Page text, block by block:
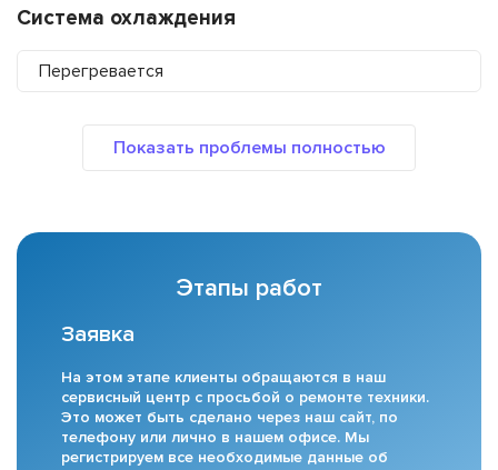
Система охлаждения
Перегревается
Этапы работ
Заявка
На этом этапе клиенты обращаются в наш
сервисный центр с просьбой о ремонте техники.
Это может быть сделано через наш сайт, по
телефону или лично в нашем офисе. Мы
регистрируем все необходимые данные об